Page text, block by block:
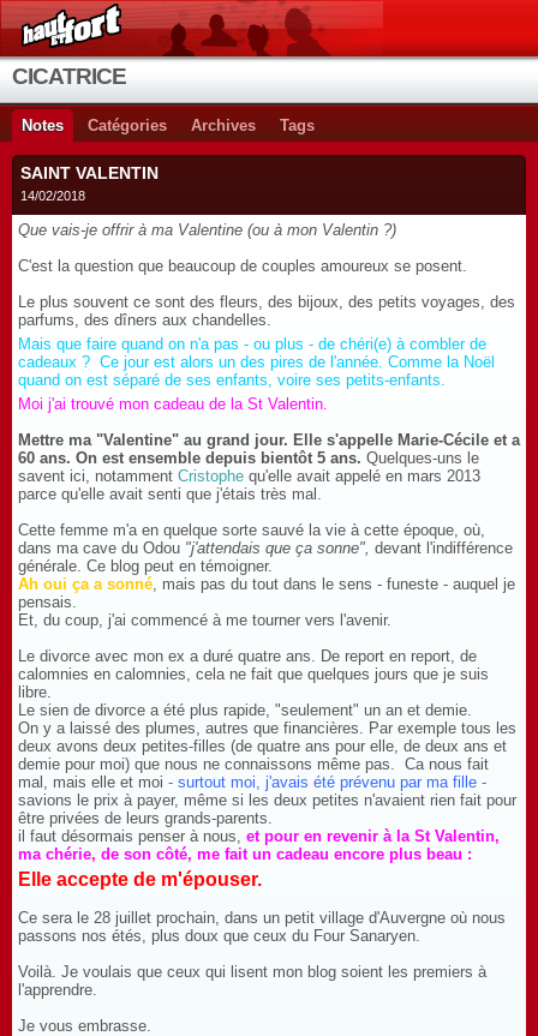
CICATRICE
Notes Catégories Archives Tags
SAINT VALENTIN
14/02/2018
Que vais-je offrir à ma Valentine (ou à mon Valentin ?)
C'est la question que beaucoup de couples amoureux se posent.
Le plus souvent ce sont des fleurs, des bijoux, des petits voyages, des
parfums, des dîners aux chandelles.
Mais que faire quand on n'a pas - ou plus - de chéri(e) à combler de
cadeaux ? Ce jour est alors un des pires de l'année. Comme la Noël
quand on est séparé de ses enfants, voire ses petits-enfants.
Moi j'ai trouvé mon cadeau de la St Valentin.
Mettre ma "Valentine" au grand jour. Elle s'appelle Marie-Cécile et a
60 ans. On est ensemble depuis bientôt 5 ans. Quelques-uns le
savent ici, notamment Cristophe qu'elle avait appelé en mars 2013
parce qu'elle avait senti que j'étais très mal.
Cette femme m'a en quelque sorte sauvé la vie à cette époque, où,
dans ma cave du Odou "j'attendais que ça sonne", devant l'indifférence
générale. Ce blog peut en témoigner.
Ah oui ça a sonné, mais pas du tout dans le sens - funeste - auquel je
pensais.
Et, du coup, j'ai commencé à me tourner vers l'avenir.
Le divorce avec mon ex a duré quatre ans. De report en report, de
calomnies en calomnies, cela ne fait que quelques jours que je suis
libre.
Le sien de divorce a été plus rapide, "seulement" un an et demie.
On y a laissé des plumes, autres que financières. Par exemple tous les
deux avons deux petites-filles (de quatre ans pour elle, de deux ans et
demie pour moi) que nous ne connaissons même pas. Ca nous fait
mal, mais elle et moi - surtout moi, j'avais été prévenu par ma fille -
savions le prix à payer, même si les deux petites n'avaient rien fait pour
être privées de leurs grands-parents.
il faut désormais penser à nous, et pour en revenir à la St Valentin,
ma chérie, de son côté, me fait un cadeau encore plus beau :
Elle accepte de m'épouser.
Ce sera le 28 juillet prochain, dans un petit village d'Auvergne où nous
passons nos étés, plus doux que ceux du Four Sanaryen.
Voilà. Je voulais que ceux qui lisent mon blog soient les premiers à
l'apprendre.
Je vous embrasse.